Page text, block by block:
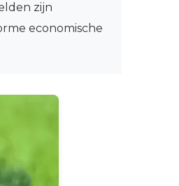
zijn
economische